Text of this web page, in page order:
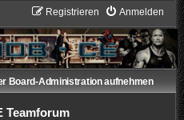
Anmelden
Registrieren
Board-Administration aufnehmen
Teamforum